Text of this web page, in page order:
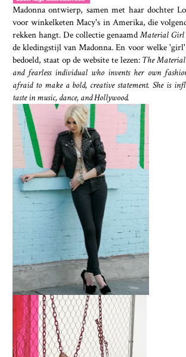
Madonna ontwierp, samen met haar dochter
voor winkelketen Macy's in Amerika, die
rekken hangt. De collectie genaamdMaterial Girl
de kledingstijl van Madonna. En voor welke
bedoeld, staat op de website te lezen: The
and fearless individual who invents her own
afraid to make a bold, creative statement. She is
taste in music, dance, and Hollywood.